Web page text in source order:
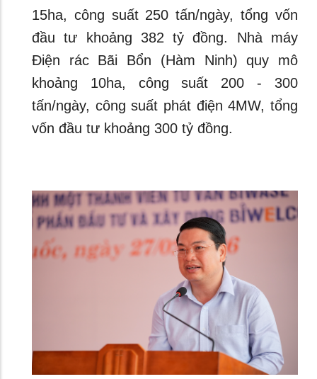
15ha, công suất 250 tấn/ngày, tổng vốn
đầu tư khoảng 382 tỷ đồng. Nhà máy
Điện rác Bãi Bổn (Hàm Ninh) quy mô
khoảng 10ha, công suất 200 - 300
tấn/ngày, công suất phát điện 4MW, tổng
vốn đầu tư khoảng 300 tỷ đồng.